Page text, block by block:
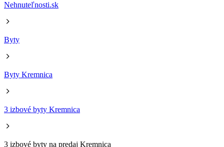
Nehnuteľnosti.sk
Byty
Byty Kremnica
3 izbové byty Kremnica
3 izbové byty na predaj Kremnica